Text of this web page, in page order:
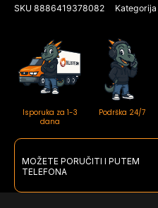
02950100-
SKU 8886419378082 Kategorija
Isporuka za 1-3
dana
Podrška 24/7
MOŽETE PORUČITI I PUTEM
TELEFONA